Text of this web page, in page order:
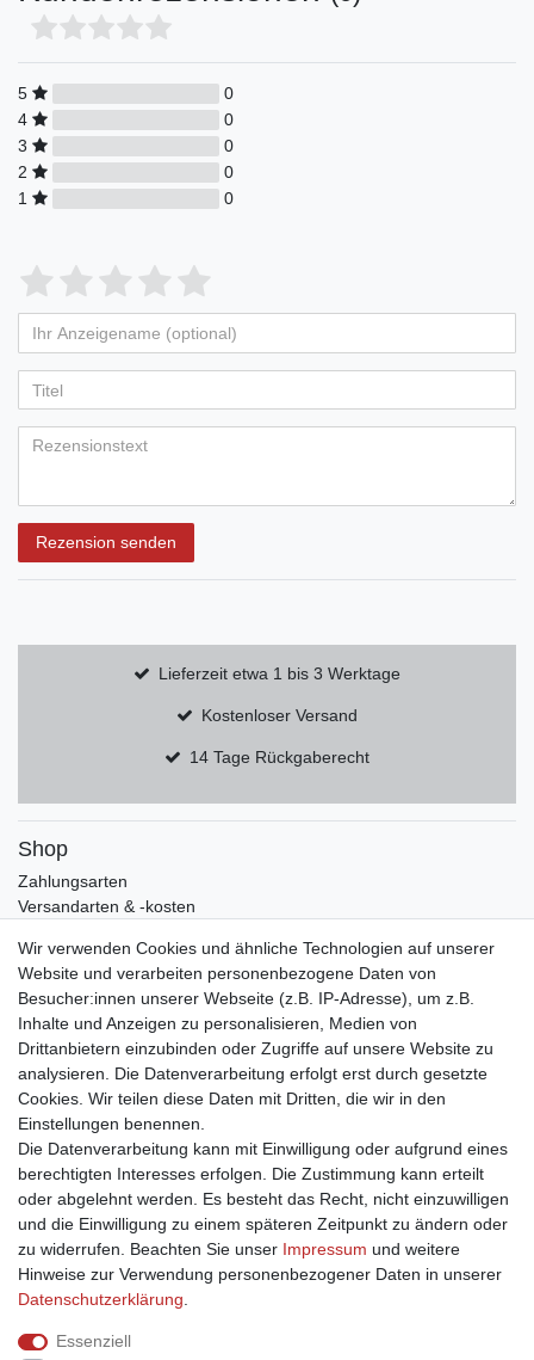
5
0
4
0
3
0
2
0
1
0
Rezension senden
Lieferzeit etwa 1 bis 3 Werktage
Kostenloser Versand
14 Tage Rückgaberecht
Shop
Zahlungsarten
Versandarten & -kosten
Warenkorb
Zur Kasse
Mein Konto
Registrieren
Anmelden
Unternehmen
Kontakt
Datenschutzerklärung
AGB
Impressum
Ja, ich möchte über aktuelle Angebote informiert werden!
Wir verwenden Cookies und ähnliche Technologien auf unserer
Website und verarbeiten personenbezogene Daten von
Besucher:innen unserer Webseite (z.B. IP-Adresse), um z.B.
Inhalte und Anzeigen zu personalisieren, Medien von
Drittanbietern einzubinden oder Zugriffe auf unsere Website zu
analysieren. Die Datenverarbeitung erfolgt erst durch gesetzte
Cookies. Wir teilen diese Daten mit Dritten, die wir in den
Einstellungen benennen.
Die Datenverarbeitung kann mit Einwilligung oder aufgrund eines
berechtigten Interesses erfolgen. Die Zustimmung kann erteilt
oder abgelehnt werden. Es besteht das Recht, nicht einzuwilligen
und die Einwilligung zu einem späteren Zeitpunkt zu ändern oder
zu widerrufen. Beachten Sie unser Impressum und weitere
Hinweise zur Verwendung personenbezogener Daten in unserer
Daten­schutz­erklärung
Essenziell